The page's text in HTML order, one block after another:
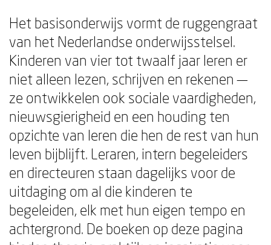
Het basisonderwijs vormt de ruggengraat
van het Nederlandse onderwijsstelsel.
Kinderen van vier tot twaalf jaar leren er
niet alleen lezen, schrijven en rekenen —
ze ontwikkelen ook sociale vaardigheden,
nieuwsgierigheid en een houding ten
opzichte van leren die hen de rest van hun
leven bijblijft. Leraren, intern begeleiders
en directeuren staan dagelijks voor de
uitdaging om al die kinderen te
begeleiden, elk met hun eigen tempo en
achtergrond. De boeken op deze pagina